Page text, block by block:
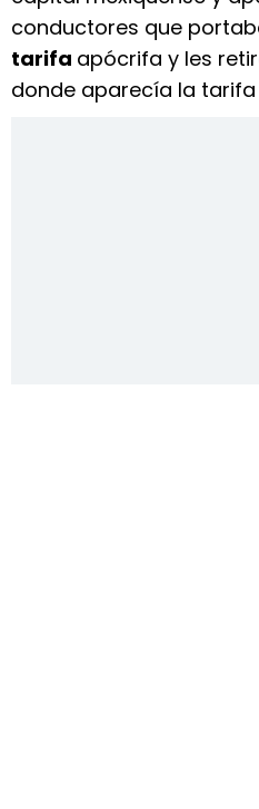
conductores que
tarifa apócrifa y les
donde aparecía la tarifa